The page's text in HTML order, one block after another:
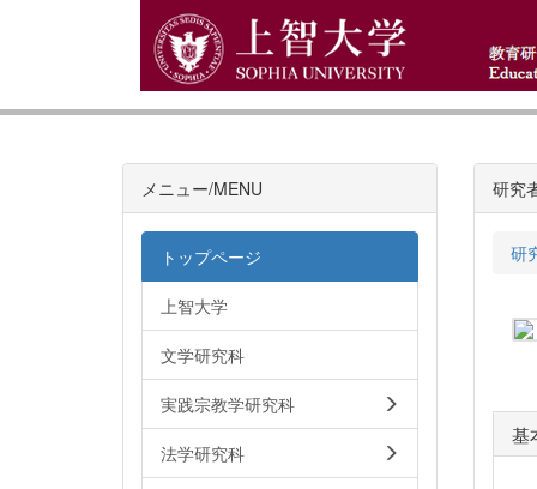
研究
研
基
メニュー/MENU
トップページ
上智大学
文学研究科
実践宗教学研究科
法学研究科